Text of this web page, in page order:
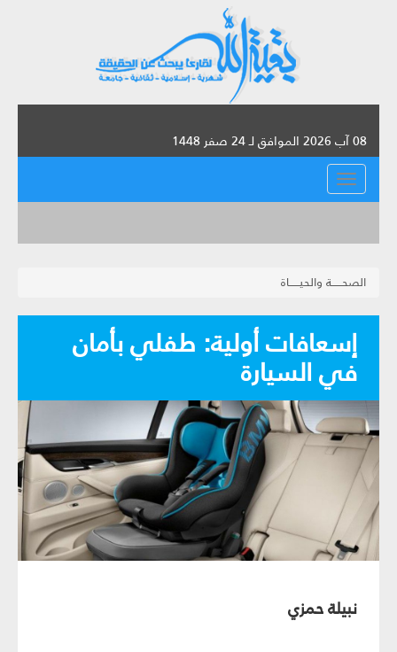
08 آب 2026 الموافق لـ 24 صفر 1448
القائمة
الصحــــــة والحيــــــاة
إسعافات أولية: طفلي بأمان
في السيارة
نبيلة حمزي